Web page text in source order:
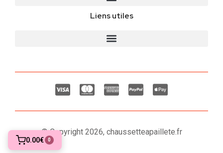
Liens utiles
© Copyright 2026, chaussetteapaillete.fr
0.00€ 0